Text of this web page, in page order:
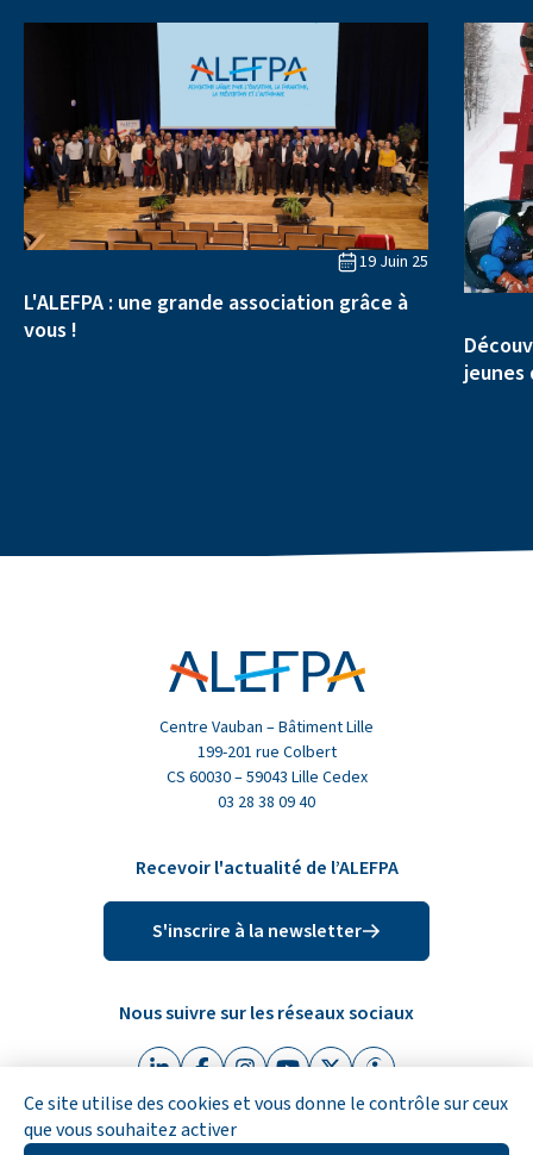
19 Juin 25
L'ALEFPA : une grande association grâce à
vous !
jeunes
Centre Vauban – Bâtiment Lille
199-201 rue Colbert
CS 60030 – 59043 Lille Cedex
03 28 38 09 40
Recevoir l'actualité de l’ALEFPA
S'inscrire à la newsletter
Nous suivre sur les réseaux sociaux
Ce site utilise des cookies et vous donne le contrôle sur ceux
que vous souhaitez activer